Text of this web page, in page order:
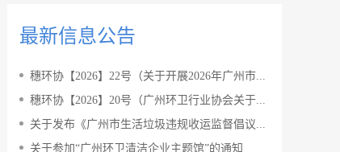
最新信息公告
穗环协【2026】22号（关于开展2026年广州市...
穗环协【2026】20号（广州环卫行业协会关于...
关于发布《广州市生活垃圾违规收运监督倡议...
关于参加“广州环卫清洁企业主题馆”的通知